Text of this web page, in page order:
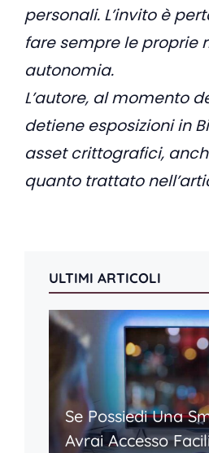
personali. L’invito è
fare sempre le proprie
autonomia.
L’autore, al momento
detiene esposizioni in
asset crittografici,
quanto trattato
ULTIMI ARTICOLI
Se Possiedi Una
Avrai Accesso